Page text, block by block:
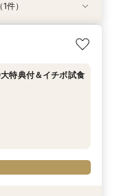
式準備が丸わか
件）
特典付＆イチボ試食